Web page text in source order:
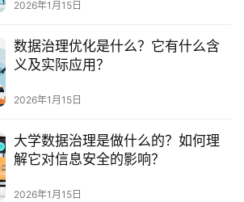
2026年1月15日
数据治理优化是什么？它有什么含
义及实际应用？
2026年1月15日
大学数据治理是做什么的？如何理
解它对信息安全的影响？
2026年1月15日